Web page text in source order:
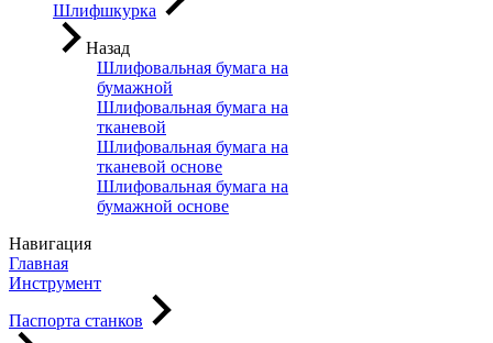
Шлифшкурка
Назад
Шлифовальная бумага на
бумажной
Шлифовальная бумага на
тканевой
Шлифовальная бумага на
тканевой основе
Шлифовальная бумага на
бумажной основе
Навигация
Главная
Инструмент
Паспорта станков